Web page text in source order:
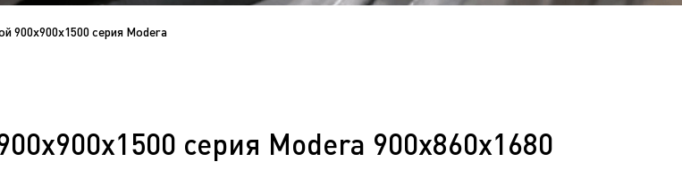
900х900х1500 серия Modera
серия Modera 900x860x1680